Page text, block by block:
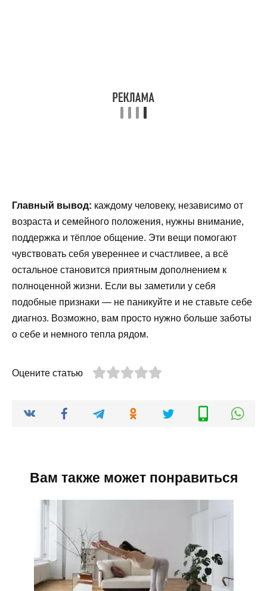
Главный вывод: каждому человеку, независимо от
возраста и семейного положения, нужны внимание,
поддержка и тёплое общение. Эти вещи помогают
чувствовать себя увереннее и счастливее, а всё
остальное становится приятным дополнением к
полноценной жизни. Если вы заметили у себя
подобные признаки — не паникуйте и не ставьте себе
диагноз. Возможно, вам просто нужно больше заботы
о себе и немного тепла рядом.
Оцените статью
Вам также может понравиться